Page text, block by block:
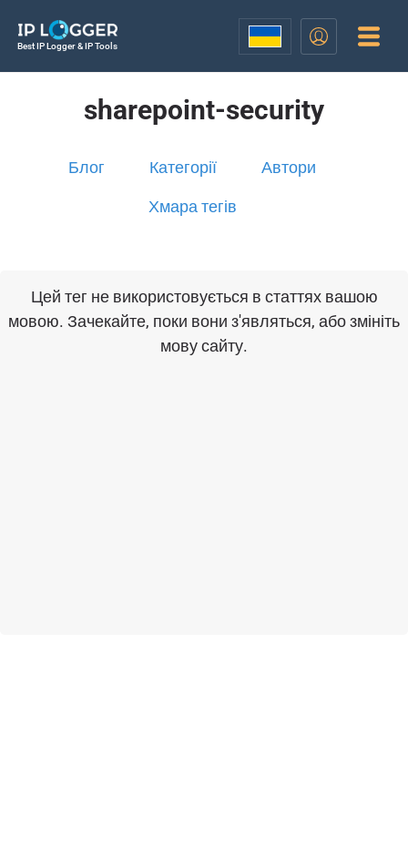
Best IP Logger & IP Tools
sharepoint-security
Блог Категорії Автори
Хмара тегів